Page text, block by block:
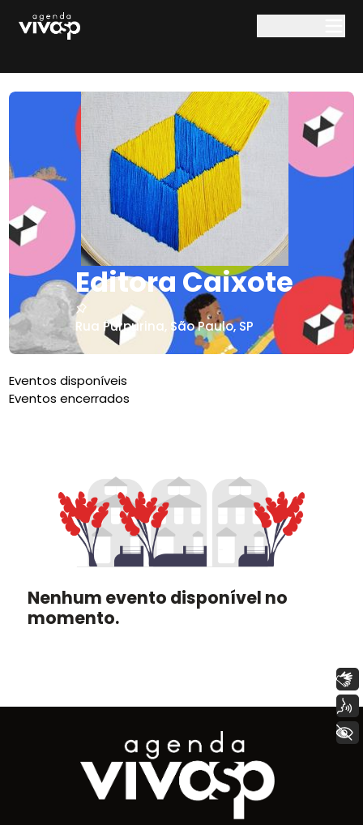
Editora Caixote
Rua Purpurina, São Paulo,SP
Eventos disponíveis
Eventos encerrados
Nenhum evento disponível no
momento.
Voz
+ Acessibilidade